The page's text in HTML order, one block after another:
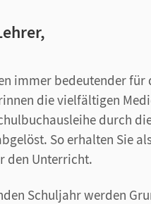
immer bedeutender für
die vielfältigen
durch
So erhalten Sie
den Unterricht.
Schuljahr werden